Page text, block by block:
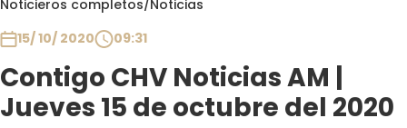
Noticieros completos/Noticias
15/ 10/ 2020
09:31
Contigo CHV Noticias AM |
Jueves 15 de octubre del 2020
Club De La Comedia
Contigo en Directo
Plan Perfecto
El Tiempo
Sabingo